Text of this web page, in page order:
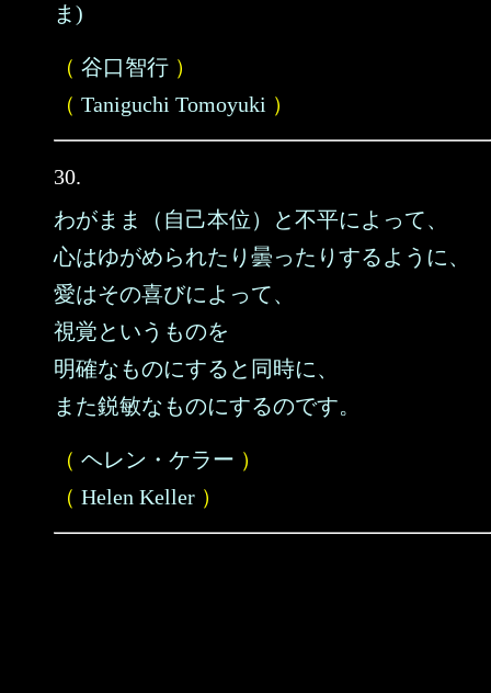
ま)
（ 谷口智行 ）
（ Taniguchi Tomoyuki ）
30.
わがまま（自己本位）と不平によって、
心はゆがめられたり曇ったりするように、
愛はその喜びによって、
視覚というものを
明確なものにすると同時に、
また鋭敏なものにするのです。
（ ヘレン・ケラー ）
（ Helen Keller ）